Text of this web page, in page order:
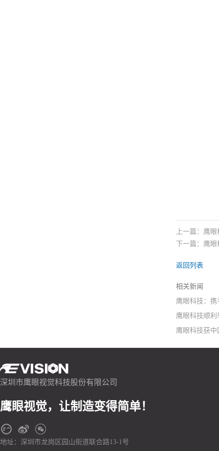
上一篇： 鹰眼
下一篇： 鹰眼
返回列表
相关新闻
鹰眼科技：携
鹰眼科技顺
鹰眼科技获
深圳市鹰眼视觉科技股份有限公司
鹰眼视觉，让制造变得简单！
地址：深圳市龙岗区园山街道联合路13-1号